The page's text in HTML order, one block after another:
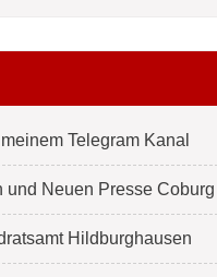
Telegram Kanal
und Neuen Presse
Hildburghausen